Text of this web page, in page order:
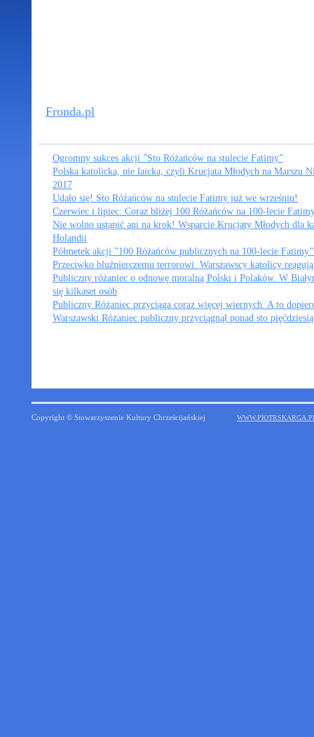
Fronda.pl
Ogromny sukces akcji ”Sto Różańców na stulecie Fatimy”
Polska katolicka, nie laicka, czyli Krucjata Młodych na Marszu
2017
Udało się! Sto Różańców na stulecie Fatimy już we wrześniu!
Czerwiec i lipiec: Coraz bliżej 100 Różańców na 100-lecie
Nie wolno ustąpić ani na krok! Wsparcie Krucjaty Młodych dla
Holandii
Półmetek akcji ”100 Różańców publicznych na 100-lecie
Przeciwko bluźnierczemu terrorowi. Warszawscy katolicy
Publiczny różaniec o odnowę moralną Polski i Polaków. W
się kilkaset osób
Publiczny Różaniec przyciąga coraz więcej wiernych. A to
Warszawski Różaniec publiczny przyciągnął ponad sto
Copyright © Stowarzyszenie Kultury Chrześcijańskiej